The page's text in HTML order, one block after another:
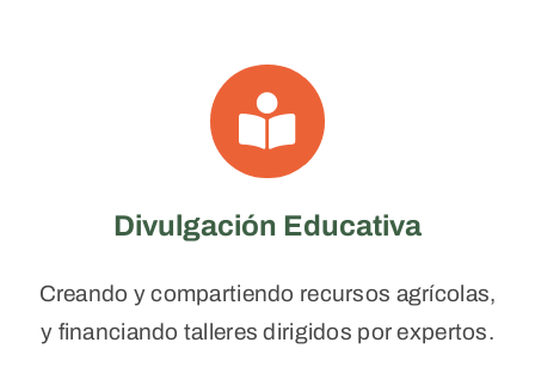
Divulgación Educativa
Creando y compartiendo recursos agrícolas,
y financiando talleres dirigidos por expertos.